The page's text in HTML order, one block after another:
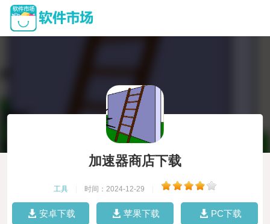
加速器商店下载
工具 时间：2024-12-29
安卓下载 苹果下载 PC下载